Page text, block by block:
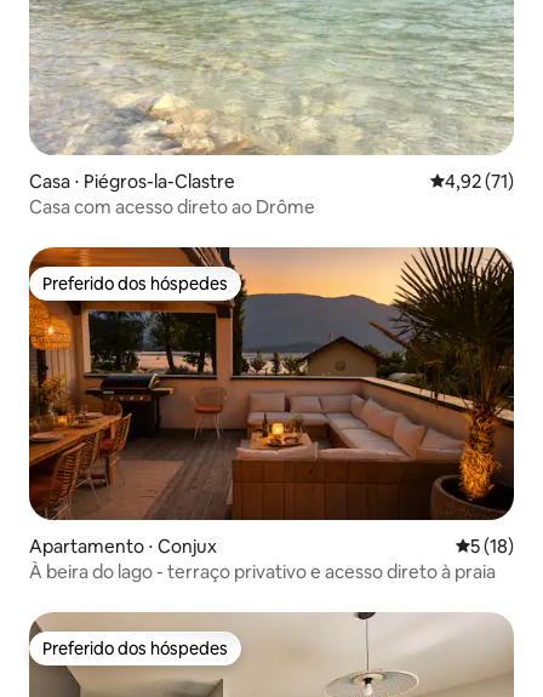
Casa ⋅ Piégros-la-Clastre 4,92 de uma
4,92 (71)
Casa com acesso direto ao Drôme
Preferido dos hóspedes
Preferido dos hóspedes
Apartamento ⋅ Conjux 5 de uma
5 (18)
À beira do lago - terraço privativo e acesso direto à praia
Preferido dos hóspedes
Preferido dos hóspedes